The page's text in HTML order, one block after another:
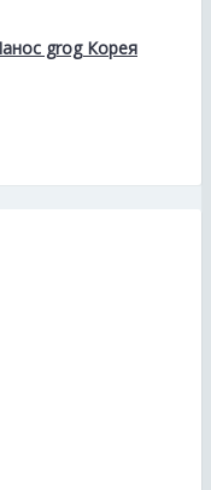
grog Корея